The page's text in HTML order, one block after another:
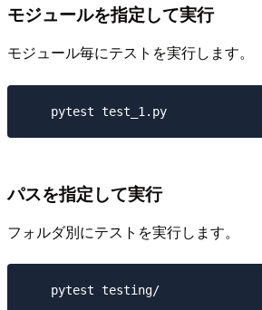
モジュールを指定して実行
モジュール毎にテストを実行します。
パスを指定して実行
フォルダ別にテストを実行します。